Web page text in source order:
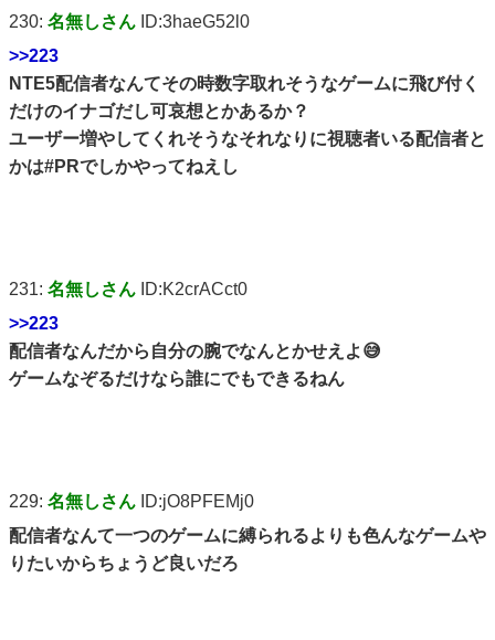
230: 名無しさん ID:3haeG52l0
>>223
NTE5配信者なんてその時数字取れそうなゲームに飛び付く
だけのイナゴだし可哀想とかあるか？
ユーザー増やしてくれそうなそれなりに視聴者いる配信者と
かは#PRでしかやってねえし
231: 名無しさん ID:K2crACct0
>>223
配信者なんだから自分の腕でなんとかせえよ😅
ゲームなぞるだけなら誰にでもできるねん
229: 名無しさん ID:jO8PFEMj0
配信者なんて一つのゲームに縛られるよりも色んなゲームや
りたいからちょうど良いだろ